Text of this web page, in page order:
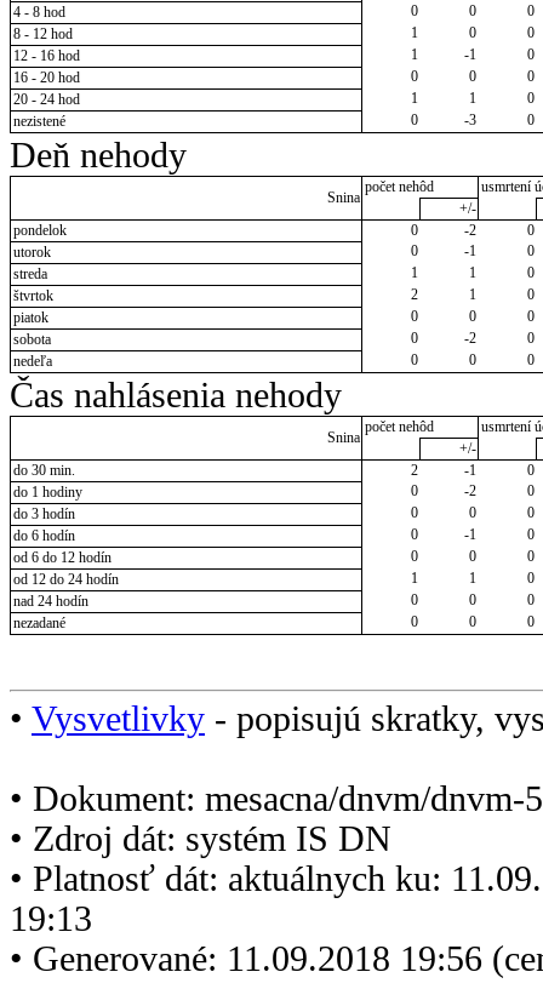
4 - 8 hod
0 0
0
8 - 12 hod
1 0
0
12 - 16 hod
1 -1
0
16 - 20 hod
0 0
0
20 - 24 hod
1 1
0
nezistené
0 -3 0
Deň nehody
Snina
počet nehôd
usmrtení
+/-
pondelok
0 -2
0
utorok
0 -1
0
streda
1 1
0
štvrtok
2 1
0
piatok
0 0
0
sobota
0 -2
0
nedeľa
0 0 0
Čas nahlásenia nehody
Snina
počet nehôd
usmrtení
+/-
do 30 min.
2 -1
0
do 1 hodiny
0 -2
0
do 3 hodín
0 0
0
do 6 hodín
0 -1
0
od 6 do 12 hodín
0 0
0
od 12 do 24 hodín
1 1
0
nad 24 hodín
0 0
0
nezadané
0 0 0
• Vysvetlivky - popisujú skratky,
• Dokument: mesacna/dnvm/dnvm-
• Zdroj dát: systém IS DN
• Platnosť dát: aktuálnych ku:
19:13
• Generované: 11.09.2018 19:56